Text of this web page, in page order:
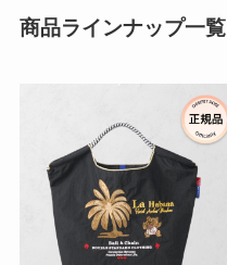
商品ラインナップ一覧